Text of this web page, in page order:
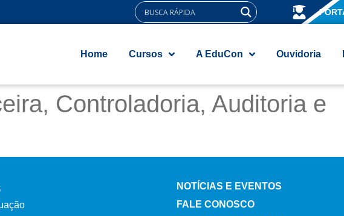
Home Cursos A EduCon Ouvidoria
Controladoria, Auditoria e
NOTÍCIAS E EVENTOS
FALE CONOSCO